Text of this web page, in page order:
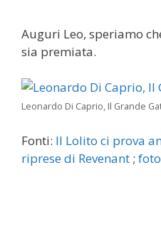
Auguri Leo, speriamo
sia premiata.
Leonardo Di Caprio, Il Grande
Fonti: Il Lolito ci prova
riprese di Revenant ;